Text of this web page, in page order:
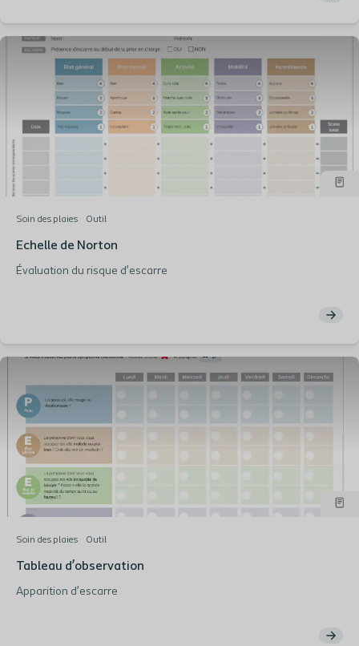
Soin des plaies Outil
Echelle de Norton
Évaluation du risque d’escarre
Soin des plaies Outil
Tableau d’observation
Apparition d’escarre